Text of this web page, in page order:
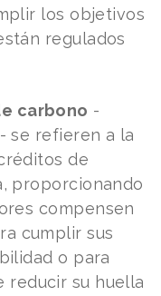
los objetivos
regulados
carbono -
se refieren a la
de
proporcionando
compensen
cumplir sus
o para
reducir su huella